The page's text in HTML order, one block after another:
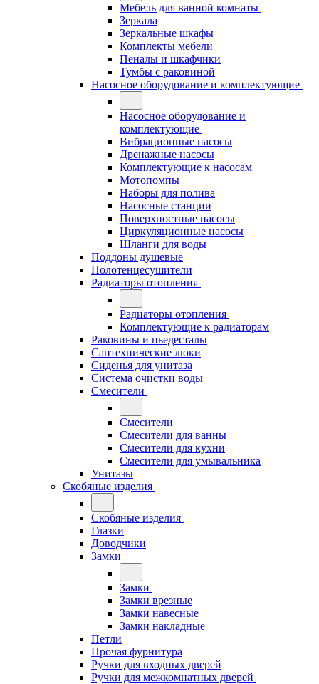
Мебель для ванной комнаты
Зеркала
Зеркальные шкафы
Комплекты мебели
Пеналы и шкафчики
Тумбы с раковиной
Насосное оборудование и комплектующие
Насосное оборудование и
комплектующие
Вибрационные насосы
Дренажные насосы
Комплектующие к насосам
Мотопомпы
Наборы для полива
Насосные станции
Поверхностные насосы
Циркуляционные насосы
Шланги для воды
Поддоны душевые
Полотенцесушители
Радиаторы отопления
Радиаторы отопления
Комплектующие к радиаторам
Раковины и пьедесталы
Сантехнические люки
Сиденья для унитаза
Система очистки воды
Смесители
Смесители
Смесители для ванны
Смесители для кухни
Смесители для умывальника
Унитазы
Скобяные изделия
Скобяные изделия
Глазки
Доводчики
Замки
Замки
Замки врезные
Замки навесные
Замки накладные
Петли
Прочая фурнитура
Ручки для входных дверей
Ручки для межкомнатных дверей